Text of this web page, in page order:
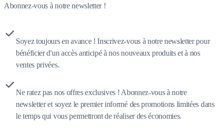
Abonnez-vous à notre newsletter !
Soyez toujours en avance ! Inscrivez-vous à notre newsletter pour
bénéficier d'un accès anticipé à nos nouveaux produits et à nos
ventes privées.
Ne ratez pas nos offres exclusives ! Abonnez-vous à notre
newsletter et soyez le premier informé des promotions limitées dans
le temps qui vous permettront de réaliser des économies.